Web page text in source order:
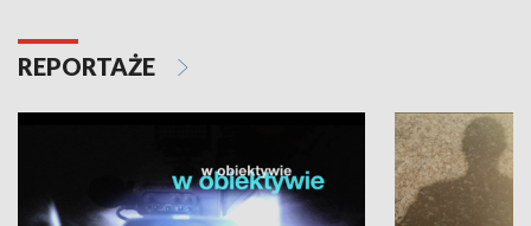
REPORTAŻE